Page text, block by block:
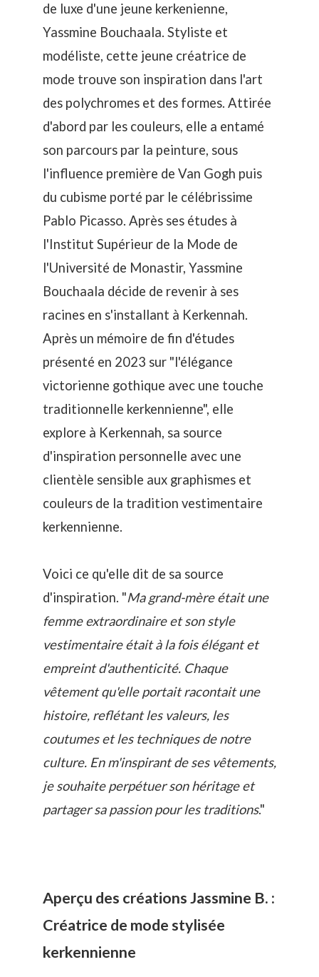
de luxe d'une jeune kerkenienne,
Yassmine Bouchaala. Styliste et
modéliste, cette jeune créatrice de
mode trouve son inspiration dans l'art
des polychromes et des formes. Attirée
d'abord par les couleurs, elle a entamé
son parcours par la peinture, sous
l'influence première de Van Gogh puis
du cubisme porté par le célébrissime
Pablo Picasso. Après ses études à
l'Institut Supérieur de la Mode de
l'Université de Monastir, Yassmine
Bouchaala décide de revenir à ses
racines en s'installant à Kerkennah.
Après un mémoire de fin d'études
présenté en 2023 sur "l'élégance
victorienne gothique avec une touche
traditionnelle kerkennienne", elle
explore à Kerkennah, sa source
d'inspiration personnelle avec une
clientèle sensible aux graphismes et
couleurs de la tradition vestimentaire
kerkennienne.
Voici ce qu'elle dit de sa source
d'inspiration. "Ma grand-mère était une
femme extraordinaire et son style
vestimentaire était à la fois élégant et
empreint d'authenticité. Chaque
vêtement qu'elle portait racontait une
histoire, reflétant les valeurs, les
coutumes et les techniques de notre
culture. En m'inspirant de ses vêtements,
je souhaite perpétuer son héritage et
partager sa passion pour les traditions."
Aperçu des créations Jassmine B. :
Créatrice de mode stylisée
kerkennienne